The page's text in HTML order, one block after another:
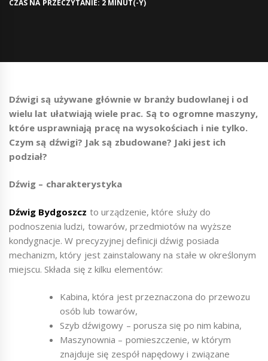
CZAS NA PRZECZYTANIE: 2 MINUT(-Y)
Dźwigi są używane głównie w branży budowlanej i od
wielu lat ułatwiają wiele prac. Są to ogromne maszyny,
które usprawniają pracę na wysokościach i nie tylko.
Czym są dźwigi? Jak są zbudowane? Jaki jest ich
podział?
Dźwig – charakterystyka
Dźwig Bydgoszcz to urządzenie, które służy do
podnoszenia ludzi, towarów, przedmiotów na wyższe
kondygnacje. W precyzyjnej definicji dźwig posiada
mechanizm, który jest zainstalowany na stałe w określonym
miejscu. Składa się z kilku elementów:
Kabina, która jest przeznaczona do przewozu
osób lub towarów,
Szyb dźwigowy – porusza się po nim kabina,
Maszynownia – pomieszczenie, w którym
znajduje się zespół napędowy i związane